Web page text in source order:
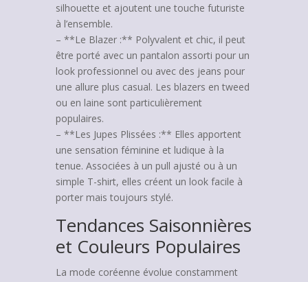
silhouette et ajoutent une touche futuriste
à l’ensemble.
– **Le Blazer :** Polyvalent et chic, il peut
être porté avec un pantalon assorti pour un
look professionnel ou avec des jeans pour
une allure plus casual. Les blazers en tweed
ou en laine sont particulièrement
populaires.
– **Les Jupes Plissées :** Elles apportent
une sensation féminine et ludique à la
tenue. Associées à un pull ajusté ou à un
simple T-shirt, elles créent un look facile à
porter mais toujours stylé.
Tendances Saisonnières
et Couleurs Populaires
La mode coréenne évolue constamment